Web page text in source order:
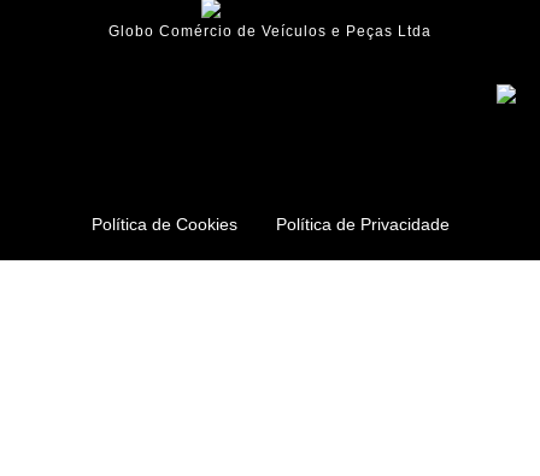
Globo Comércio de Veículos e Peças Ltda
Política de Cookies Política de Privacidade